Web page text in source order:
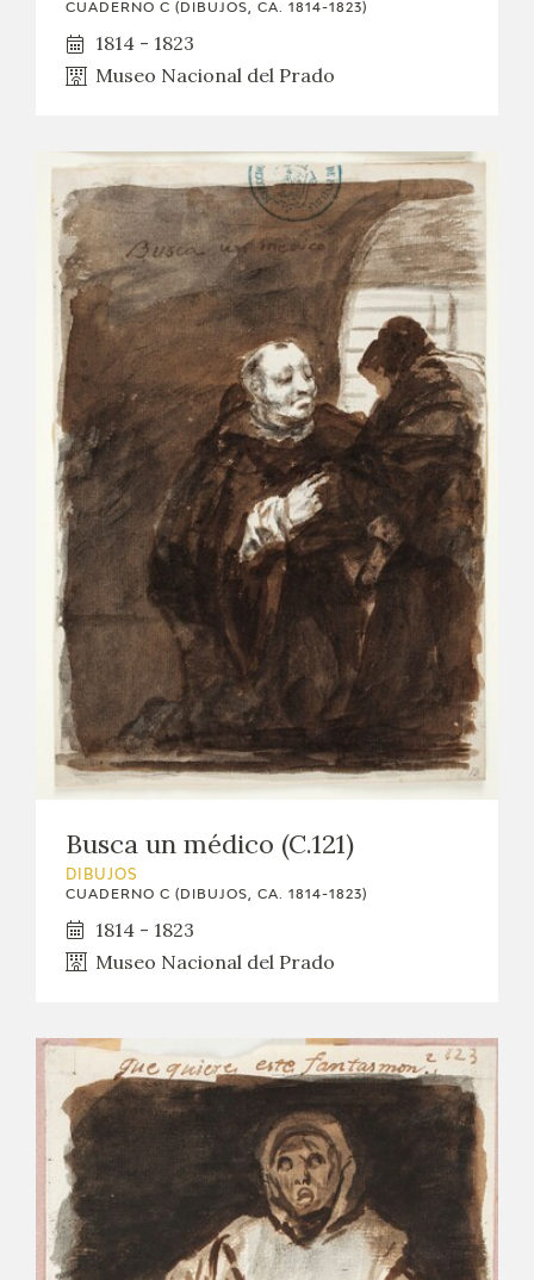
CUADERNO C (DIBUJOS, CA. 1814-1823)
1814 - 1823
Museo Nacional del Prado
Busca un médico (C.121)
DIBUJOS
CUADERNO C (DIBUJOS, CA. 1814-1823)
1814 - 1823
Museo Nacional del Prado